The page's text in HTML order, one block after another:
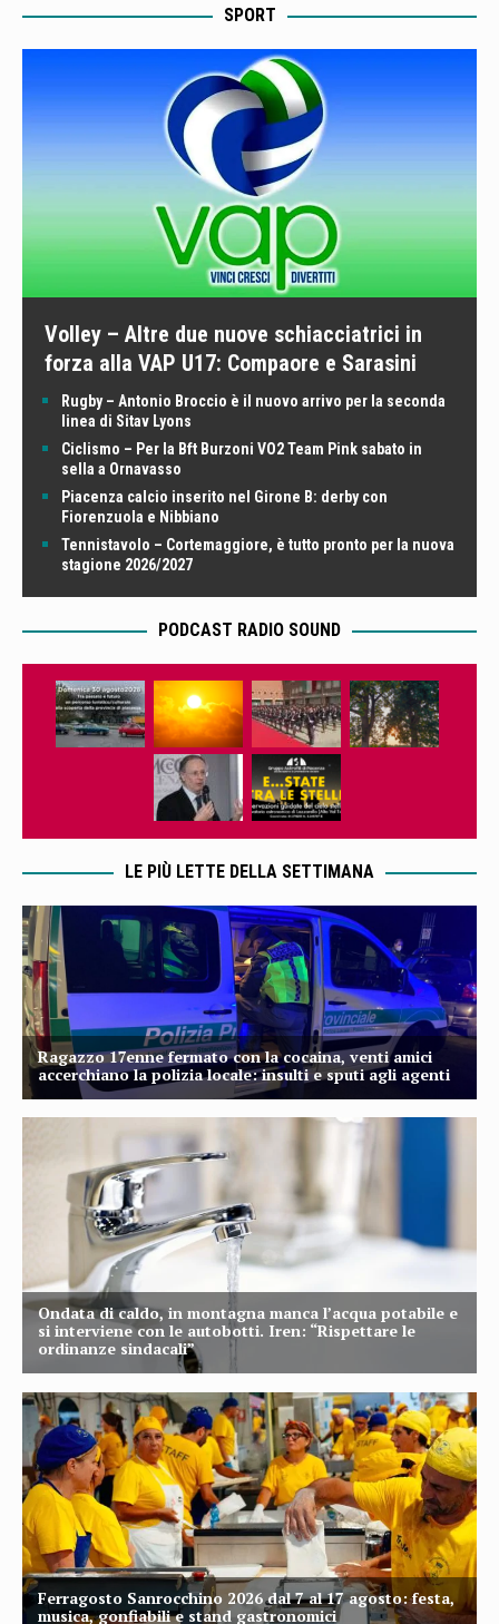
SPORT
Volley – Altre due nuove schiacciatrici in
forza alla VAP U17: Compaore e Sarasini
Rugby – Antonio Broccio è il nuovo arrivo per la seconda
linea di Sitav Lyons
Ciclismo – Per la Bft Burzoni VO2 Team Pink sabato in
sella a Ornavasso
Piacenza calcio inserito nel Girone B: derby con
Fiorenzuola e Nibbiano
Tennistavolo – Cortemaggiore, è tutto pronto per la nuova
stagione 2026/2027
PODCAST RADIO SOUND
LE PIÙ LETTE DELLA SETTIMANA